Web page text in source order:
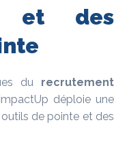
et des
du recrutement
ImpactUp déploie une
de pointe et des